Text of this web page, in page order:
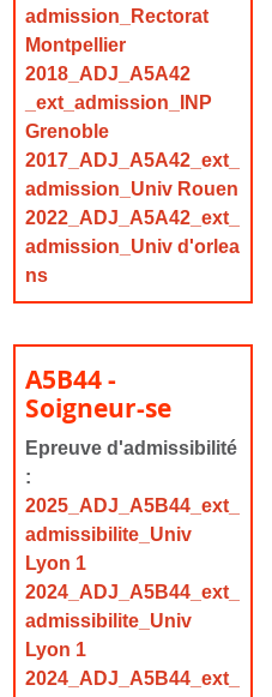
admission_Rectorat
Montpellier
2018_ADJ_A5A42
_ext_admission_INP
Grenoble
2017_ADJ_A5A42_ext_
admission_Univ Rouen
2022_ADJ_A5A42_ext_
admission_Univ d'orlea
ns
A5B44 -
Soigneur-se
Epreuve d'admissibilité
:
2025_ADJ_A5B44_ext_
admissibilite_Univ
Lyon 1
2024_ADJ_A5B44_ext_
admissibilite_Univ
Lyon 1
2024_ADJ_A5B44_ext_